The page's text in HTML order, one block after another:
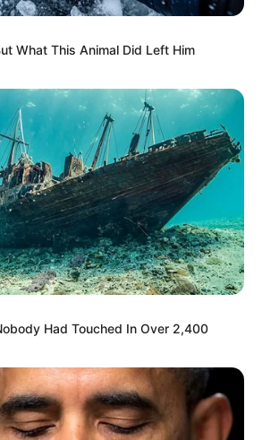
What This Animal Did Left Him
Had Touched In Over 2,400